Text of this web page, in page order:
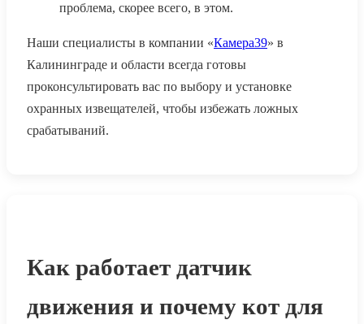
проблема, скорее всего, в этом.
Наши специалисты в компании «Камера39» в
Калининграде и области всегда готовы
проконсультировать вас по выбору и установке
охранных извещателей, чтобы избежать ложных
срабатываний.
Как работает датчик
движения и почему кот для